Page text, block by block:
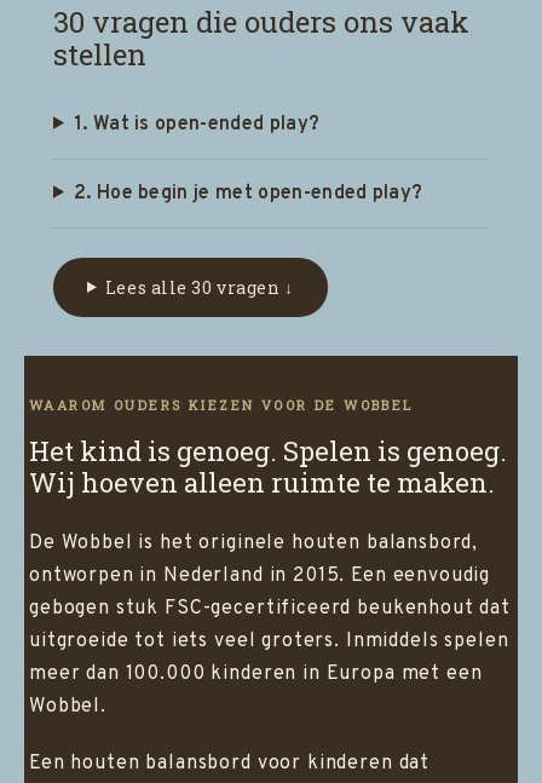
30 vragen die ouders ons vaak
stellen
1. Wat is open-ended play?
2. Hoe begin je met open-ended play?
Lees alle 30 vragen ↓
WAAROM OUDERS KIEZEN VOOR DE WOBBEL
Het kind is genoeg. Spelen is genoeg.
Wij hoeven alleen ruimte te maken.
De Wobbel is het originele houten balansbord,
ontworpen in Nederland in 2015. Een eenvoudig
gebogen stuk FSC-gecertificeerd beukenhout dat
uitgroeide tot iets veel groters. Inmiddels spelen
meer dan 100.000 kinderen in Europa met een
Wobbel.
Een houten balansbord voor kinderen dat